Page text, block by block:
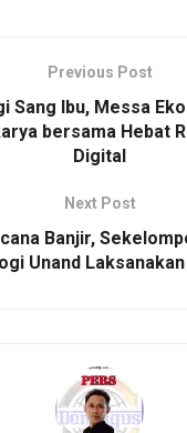
Previous Post
Sang Ibu, Messa
bersama Hebat
Digital
Next Post
Banjir,
Unand